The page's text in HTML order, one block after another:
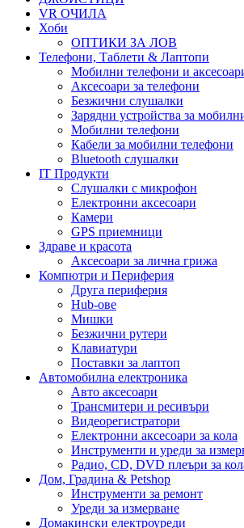
VR ОЧИЛА
Хоби
ОПТИКИ ЗА ЛОВ
Телефони, Таблети & Лаптопи
Мобилни телефони и
Аксесоари за телефони
Безжични слушалки
Зарядни устройства за
Мобилни телефони
Кабели за мобилни телефони
Bluetooth слушалки
IT Продукти
Слушалки с микрофон
Електронни аксесоари
Камери
GPS приемници
Здраве и красота
Аксесоари за лична грижа
Компютри и Периферия
Друга периферия
Hub-ове
Мишки
Безжични рутери
Клавиатури
Поставки за лаптоп
Автомобилна електроника
Авто аксесоари
Трансмитери и ресивъри
Видеорегистратори
Електронни аксесоари за кола
Инструменти и уреди за
Радио, CD, DVD плеъри за
Дом, Градина & Petshop
Инструменти за ремонт
Уреди за измерване
Домакински електроуреди